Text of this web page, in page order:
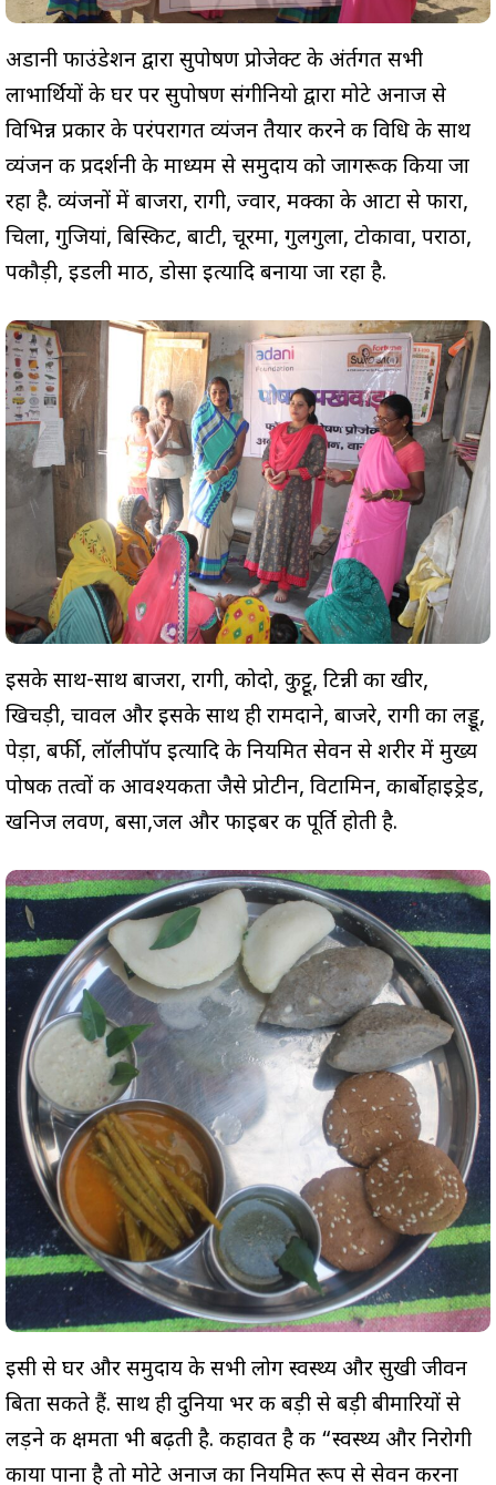
अडानी फाउंडेशन द्वारा सुपोषण प्रोजेक्ट के अंर्तगत सभी
लाभार्थियों के घर पर सुपोषण संगीनियो द्वारा मोटे अनाज से
विभिन्न प्रकार के परंपरागत व्यंजन तैयार करने की विधि के साथ
व्यंजन की प्रदर्शनी के माध्यम से समुदाय को जागरूक किया जा
रहा है. व्यंजनों में बाजरा, रागी, ज्वार, मक्का के आटा से फारा,
चिला, गुजियां, बिस्किट, बाटी, चूरमा, गुलगुला, टोकावा, पराठा,
पकौड़ी, इडली माठ, डोसा इत्यादि बनाया जा रहा है.
इसके साथ-साथ बाजरा, रागी, कोदो, कुट्टू, टिन्नी का खीर,
खिचड़ी, चावल और इसके साथ ही रामदाने, बाजरे, रागी का लड्डू,
पेड़ा, बर्फी, लॉलीपॉप इत्यादि के नियमित सेवन से शरीर में मुख्य
पोषक तत्वों की आवश्यकता जैसे प्रोटीन, विटामिन, कार्बोहाइड्रेड,
खनिज लवण, बसा,जल और फाइबर की पूर्ति होती है.
इसी से घर और समुदाय के सभी लोग स्वस्थ्य और सुखी जीवन
बिता सकते हैं. साथ ही दुनिया भर की बड़ी से बड़ी बीमारियों से
लड़ने की क्षमता भी बढ़ती है. कहावत है की “स्वस्थ्य और निरोगी
काया पाना है तो मोटे अनाज का नियमित रूप से सेवन करना